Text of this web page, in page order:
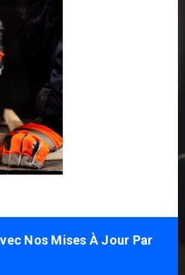
Nos Mises À Jour Par